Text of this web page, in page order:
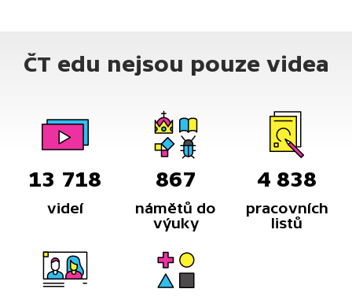
ČT edu nejsou pouze videa
13 718
videí
867
námětů do
výuky
4 838
pracovních
listů